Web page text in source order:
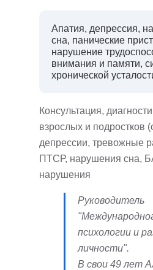
Апатия, депрессия,
сна, панические
нарушение
внимания и памяти,
хронической
Консультация,
взрослых и подростков
депрессии, тревожные
ПТСР, нарушения сна,
нарушения
Руководитель
психологии и
личности".
В свои 49 лет